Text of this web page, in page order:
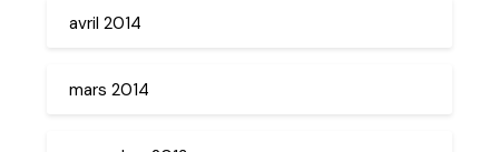
avril 2014
mars 2014